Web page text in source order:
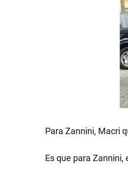
Para Zannini, Macri
Es que para Zannini,